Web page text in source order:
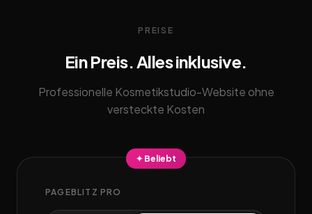
PREISE
Ein Preis. Alles inklusive.
Professionelle Kosmetikstudio-Website ohne
versteckte Kosten
✦ Beliebt
PAGEBLITZ PRO